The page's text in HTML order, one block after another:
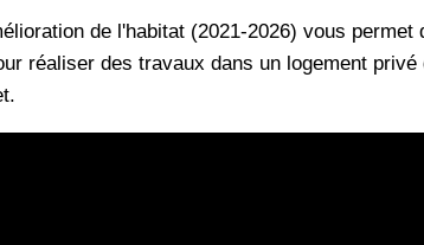
de l'habitat (2021-2026) vous permet
réaliser des travaux dans un logement